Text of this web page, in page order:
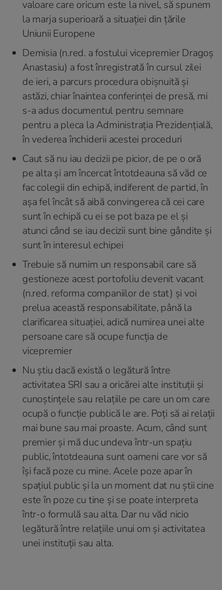
valoare care oricum este la nivel, să spunem
la marja superioară a situației din țările
Uniunii Europene
Demisia (n.red. a fostului vicepremier Dragoș
Anastasiu) a fost înregistrată în cursul zilei
de ieri, a parcurs procedura obișnuită și
astăzi, chiar înaintea conferinței de presă, mi
s-a adus documentul pentru semnare
pentru a pleca la Administrația Prezidențială,
în vederea închiderii acestei proceduri
Caut să nu iau decizii pe picior, de pe o oră
pe alta și am încercat întotdeauna să văd ce
fac colegii din echipă, indiferent de partid, în
așa fel încât să aibă convingerea că cei care
sunt în echipă cu ei se pot baza pe el și
atunci când se iau decizii sunt bine gândite și
sunt în interesul echipei
Trebuie să numim un responsabil care să
gestioneze acest portofoliu devenit vacant
(n.red. reforma companiilor de stat) și voi
prelua această responsabilitate, până la
clarificarea situației, adică numirea unei alte
persoane care să ocupe funcția de
vicepremier
Nu știu dacă există o legătură între
activitatea SRI sau a oricărei alte instituții și
cunoștințele sau relațiile pe care un om care
ocupă o funcție publică le are. Poți să ai relații
mai bune sau mai proaste. Acum, când sunt
premier și mă duc undeva într-un spațiu
public, întotdeauna sunt oameni care vor să
își facă poze cu mine. Acele poze apar în
spațiul public și la un moment dat nu știi cine
este în poze cu tine și se poate interpreta
într-o formulă sau alta. Dar nu văd nicio
legătură între relațiile unui om și activitatea
unei instituții sau alta.